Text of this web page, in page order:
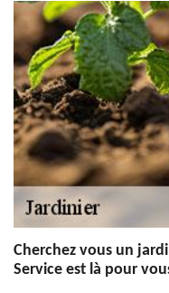
Cherchez vous un
Service est là pour